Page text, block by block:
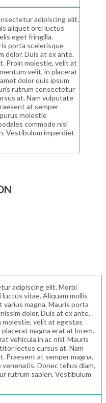
adipiscing elit.
aliquet orci luctus
eget fringilla.
porta scelerisque
dolor. Duis at ex ante.
Proin molestie, velit at
velit, in placerat
dolor quis ipsum
rutrum consectetur
at. Nam vulputate
at semper
molestie
commodo nisi
Vestibulum imperdiet
adipiscing elit. Morbi
vitae. Aliquam mollis
magna. Mauris porta
dolor. Duis at ex ante.
molestie, velit at egestas
magna erat at lorem.
vehicula in ac nisl. Mauris
lectus cursus at. Nam
Praesent at semper magna.
Donec tellus diam,
rutrum sapien. Vestibulum